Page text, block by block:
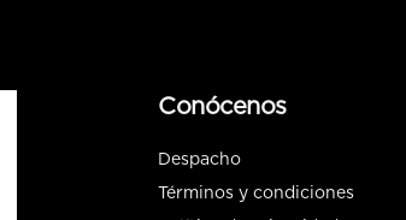
Conócenos
Despacho
Términos y condiciones